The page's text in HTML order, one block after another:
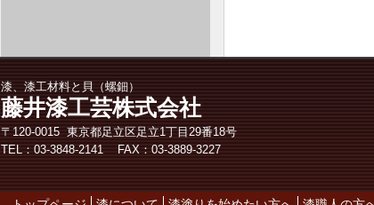
漆、漆工材料と貝（螺鈿）
藤井漆工芸株式会社
〒120-0015 東京都足立区​足立1丁目29番18号
TEL：03-3848-2141 FAX：03-3889-3227